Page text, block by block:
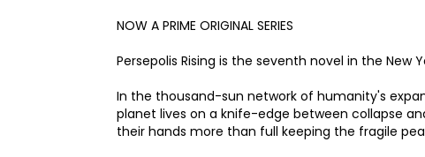
NOW A PRIME ORIGINAL SERIES
Persepolis Rising is the seventh novel in the New
In the thousand-sun network of humanity's
planet lives on a knife-edge between collapse
their hands more than full keeping the fragile